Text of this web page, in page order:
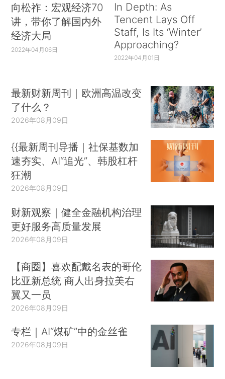
向松祚：宏观经济70
讲，带你了解国内外
经济大局
2022年04月06日
In Depth: As
Tencent Lays Off
Staff, Is Its ‘Winter’
Approaching?
2022年04月01日
最新财新周刊｜欧洲高温改变
了什么？
2026年08月09日
{{最新周刊导播｜社保基数加
速夯实、AI“追光”、韩股杠杆
狂潮
2026年08月09日
财新观察｜健全金融机构治理
更好服务高质量发展
2026年08月09日
【商圈】喜欢配戴名表的哥伦
比亚新总统 商人出身拉美右
翼又一员
2026年08月09日
专栏｜AI“煤矿”中的金丝雀
2026年08月09日